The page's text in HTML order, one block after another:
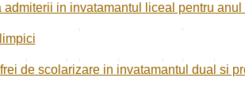
in invatamantul liceal pentru
de scolarizare in invatamantul dual si